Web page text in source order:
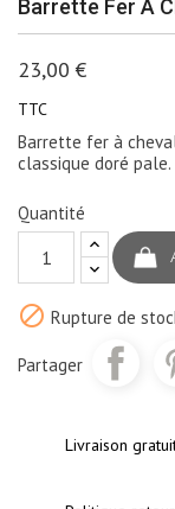
Barrette Fer À
23,00 €
TTC
Barrette fer à
classique doré pale.
Quantité
 Rupture de
Partager
Livraison